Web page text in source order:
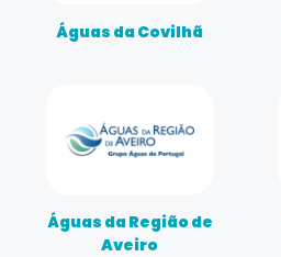
Águas da Covilhã
Águas da Região de
Aveiro